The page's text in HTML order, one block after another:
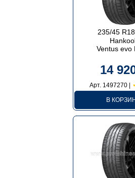
235/45
Ventus evo
14
Арт. 1497270 |
В